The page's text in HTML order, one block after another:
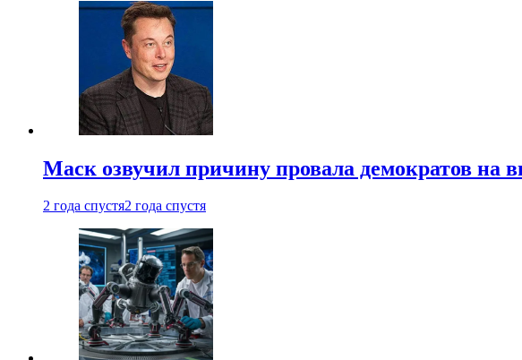
Маск озвучил причину провала демократов
2 года спустя2 года спустя